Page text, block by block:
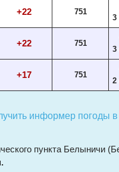
+22 751
3
+22 751
3
+17 751
2
информер погоды
пункта Белыничи